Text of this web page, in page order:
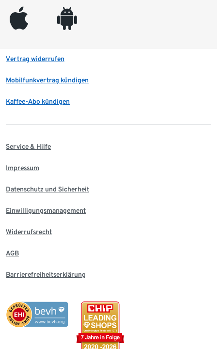
appleinc android
Vertrag widerrufen
Mobilfunkvertrag kündigen
Kaffee-Abo kündigen
Service & Hilfe
Impressum
Datenschutz und Sicherheit
Einwilligungsmanagement
Widerrufsrecht
AGB
Barrierefreiheitserklärung